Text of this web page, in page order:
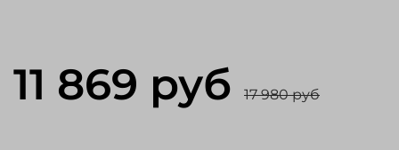
11 869 руб 17 980 руб